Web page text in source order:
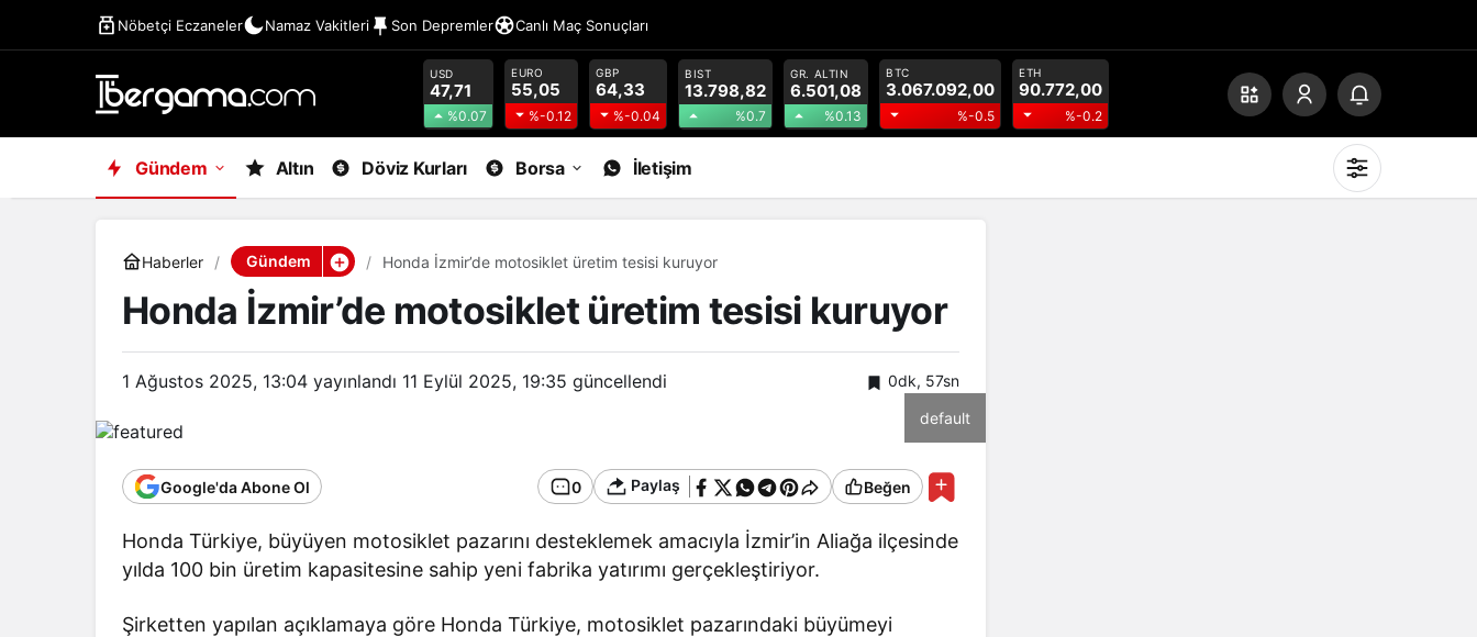
Nöbetçi Eczaneler Namaz Vakitleri Son Depremler Canlı Maç Sonuçları
USD
47,71
%0.07
EURO
55,05
%-0.12
GBP
64,33
%-0.04
BIST
13.798,82
%0.7
GR. ALTIN
6.501,08
%0.13
BTC
3.067.092,00
%-0.5
ETH
90.772,00
%-0.2
Gündem Altın Döviz Kurları Borsa İletişim
Mod
değiştir
Haberler Gündem Honda İzmir’de motosiklet üretim tesisi kuruyor
Honda İzmir’de motosiklet üretim tesisi kuruyor
1 Ağustos 2025, 13:04 yayınlandı 11 Eylül 2025, 19:35 güncellendi
0dk, 57sn
default
Google'da Abone Ol 0 Paylaş Beğen
Honda Türkiye, büyüyen motosiklet pazarını desteklemek amacıyla İzmir’in Aliağa ilçesinde
yılda 100 bin üretim kapasitesine sahip yeni fabrika yatırımı gerçekleştiriyor.
Şirketten yapılan açıklamaya göre Honda Türkiye, motosiklet pazarındaki büyümeyi